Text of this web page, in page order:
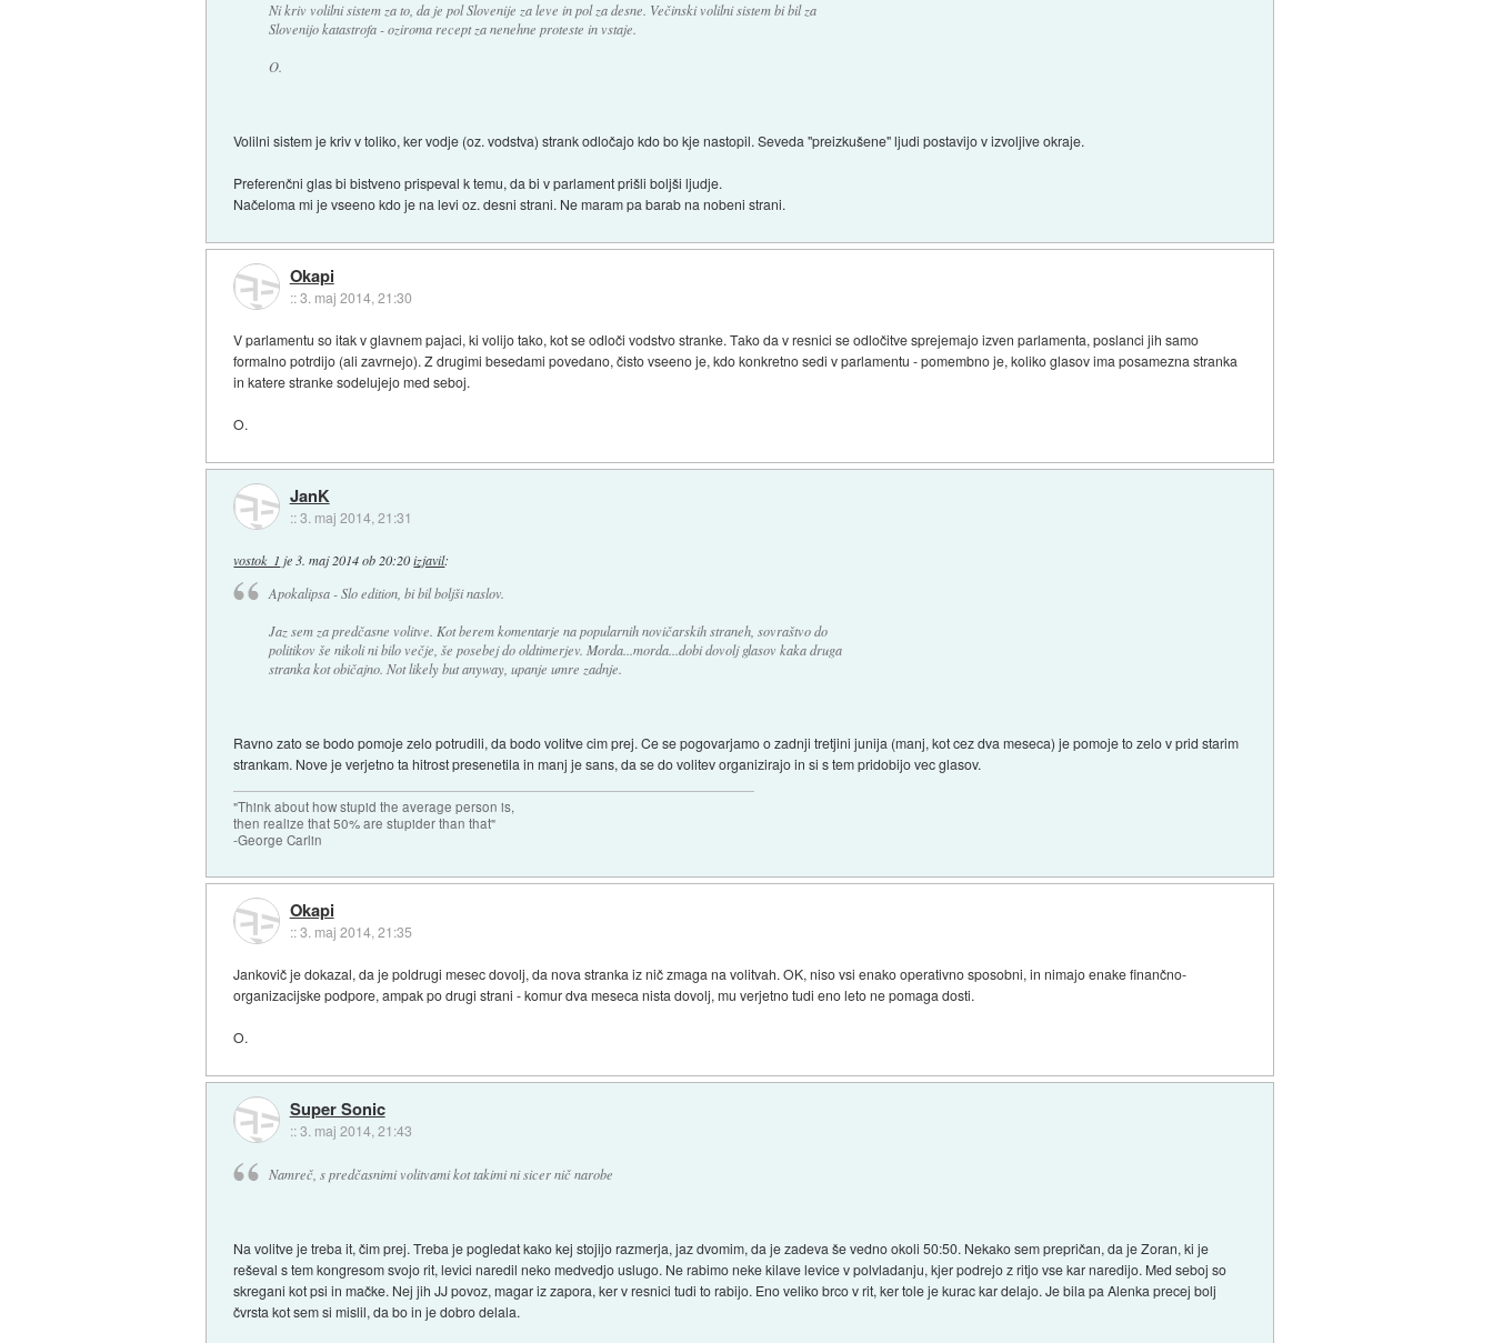
Ni kriv volilni sistem za to, da je pol Slovenije za leve in pol za desne. Večinski volilni sistem bi bil za
Slovenijo katastrofa - oziroma recept za nenehne proteste in vstaje.
O.
Volilni sistem je kriv v toliko, ker vodje (oz. vodstva) strank odločajo kdo bo kje nastopil. Seveda "preizkušene" ljudi postavijo v izvoljive okraje.
Preferenčni glas bi bistveno prispeval k temu, da bi v parlament prišli boljši ljudje.
Načeloma mi je vseeno kdo je na levi oz. desni strani. Ne maram pa barab na nobeni strani.
Okapi
::3. maj 2014, 21:30
V parlamentu so itak v glavnem pajaci, ki volijo tako, kot se odloči vodstvo stranke. Tako da v resnici se odločitve sprejemajo izven parlamenta, poslanci jih samo
formalno potrdijo (ali zavrnejo). Z drugimi besedami povedano, čisto vseeno je, kdo konkretno sedi v parlamentu - pomembno je, koliko glasov ima posamezna stranka
in katere stranke sodelujejo med seboj.
O.
JanK
::3. maj 2014, 21:31
vostok_1 je 3. maj 2014 ob 20:20 izjavil:
Apokalipsa - Slo edition, bi bil boljši naslov.
Jaz sem za predčasne volitve. Kot berem komentarje na popularnih novičarskih straneh, sovraštvo do
politikov še nikoli ni bilo večje, še posebej do oldtimerjev. Morda...morda...dobi dovolj glasov kaka druga
stranka kot običajno. Not likely but anyway, upanje umre zadnje.
Ravno zato se bodo pomoje zelo potrudili, da bodo volitve cim prej. Ce se pogovarjamo o zadnji tretjini junija (manj, kot cez dva meseca) je pomoje to zelo v prid starim
strankam. Nove je verjetno ta hitrost presenetila in manj je sans, da se do volitev organizirajo in si s tem pridobijo vec glasov.
"Think about how stupid the average person is,
then realize that 50% are stupider than that"
-George Carlin
Okapi
::3. maj 2014, 21:35
Jankovič je dokazal, da je poldrugi mesec dovolj, da nova stranka iz nič zmaga na volitvah. OK, niso vsi enako operativno sposobni, in nimajo enake finančno-
organizacijske podpore, ampak po drugi strani - komur dva meseca nista dovolj, mu verjetno tudi eno leto ne pomaga dosti.
O.
Super Sonic
::3. maj 2014, 21:43
Namreč, s predčasnimi volitvami kot takimi ni sicer nič narobe
Na volitve je treba it, čim prej. Treba je pogledat kako kej stojijo razmerja, jaz dvomim, da je zadeva še vedno okoli 50:50. Nekako sem prepričan, da je Zoran, ki je
reševal s tem kongresom svojo rit, levici naredil neko medvedjo uslugo. Ne rabimo neke kilave levice v polvladanju, kjer podrejo z ritjo vse kar naredijo. Med seboj so
skregani kot psi in mačke. Nej jih JJ povoz, magar iz zapora, ker v resnici tudi to rabijo. Eno veliko brco v rit, ker tole je kurac kar delajo. Je bila pa Alenka precej bolj
čvrsta kot sem si mislil, da bo in je dobro delala.